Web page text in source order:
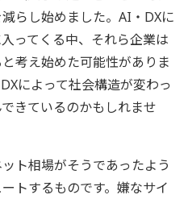
らし始めました。AI・DXに
ってくる中、それら企業は
考え始めた可能性がありま
によって社会構造が変わっ
きているのかもしれませ
ト相場がそうであったよう
トするものです。嫌なサイ